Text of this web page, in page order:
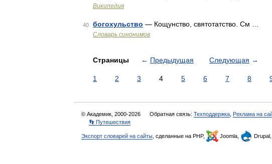
Википедия
40 богохульство — Кощунство, святотатство. См …
Словарь синонимов
Страницы ← Предыдущая Следующая →
1 2 3 4 5 6 7 8
© Академик, 2000-2026 Обратная связь: Техподдержка Реклама на
👣 Путешествия
Экспорт словарей на сайты , сделанные на PHP, Joomla, Drupal,